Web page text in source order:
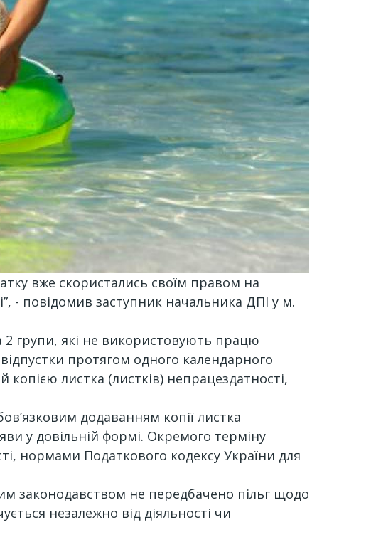
вже скористались своїм правом на
- повідомив заступник начальника ДПІ у м.
2 групи, які не використовують працю
протягом одного календарного
листка (листків) непрацездатності,
додаванням копії листка
у довільній формі. Окремого терміну
нормами Податкового кодексу України для
законодавством не передбачено пільг щодо
незалежно від діяльності чи